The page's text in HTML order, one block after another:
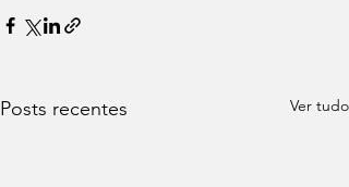
Posts recentes Ver tudo